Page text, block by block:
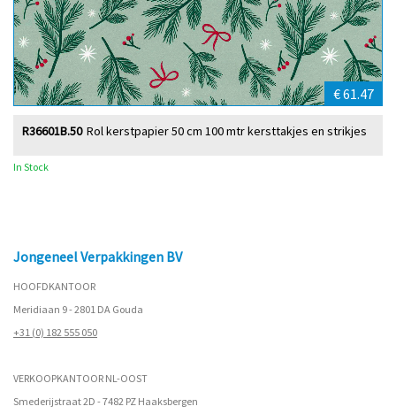
€ 61.47
Rol kerstpapier 50 cm 100 mtr kersttakjes en strikjes
R36601B.50
In Stock
Jongeneel Verpakkingen BV
HOOFDKANTOOR
Meridiaan 9 - 2801 DA Gouda
+31 (0) 182 555 050
VERKOOPKANTOOR NL-OOST
Smederijstraat 2D - 7482 PZ Haaksbergen